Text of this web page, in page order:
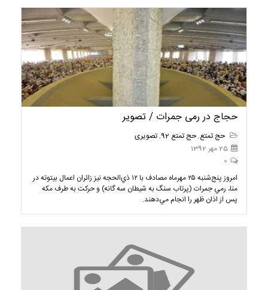
حجاج در رمی جمرات / تصویر
حج تمتع,حج تمتع 92 ,تصویری
25 مهر 1392
0
امروز پنج‌شنبه ۲۵ مهرماه مصادف با ۱۲‬ ذي‌الحجه نيز زائران اعمال بيتوته در
منا، رمي جمرات (پرتاب سنگ به شيطان سه گانه) و حركت به طرف مكه
پس از اذان ظهر را انجام مي‌دهند.